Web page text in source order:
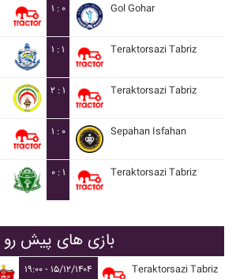
۱ : ۰ Gol Gohar
۱ : ۱ Teraktorsazi Tabriz
۲ : ۱ Teraktorsazi Tabriz
۱ : ۰ Sepahan Isfahan
۰ : ۱ Teraktorsazi Tabriz
بازی های پیش رو
۱۹:۰۰ - ۱۵/۱۲/۱۴۰۴ Teraktorsazi Tabriz